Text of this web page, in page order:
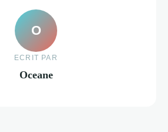
O
ECRIT PAR
Oceane